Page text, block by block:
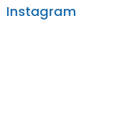
Instagram